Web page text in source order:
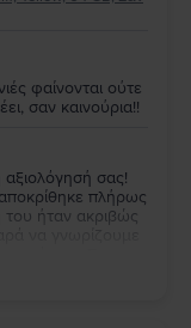
φαίνονται ούτε
σαν καινούρια!!
σας!
πλήρως
του ήταν ακριβώς
ευχόμαστε να